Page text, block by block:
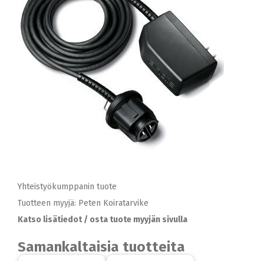
Yhteistyökumppanin tuote
Tuotteen myyjä: Peten Koiratarvike
Katso lisätiedot / osta tuote myyjän sivulla
Samankaltaisia tuotteita